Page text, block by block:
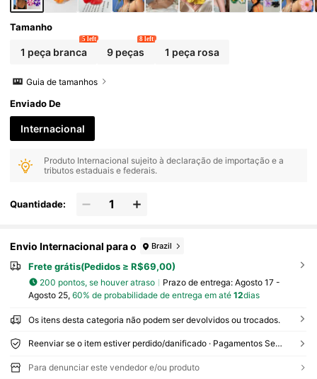
orados, Grampos de Garra Planos, Grampos
de Cabelo, Garras de Cabelo, Materiais Escol
ares, Acessórios para Cabeça, Viagem, Aniv
ersário
Tamanho
1 peça branca
5 left
9 peças
8 left
1 peça rosa
Guia de tamanhos
Enviado De
Internacional
Produto Internacional sujeito à declaração de importação e a
tributos estaduais e federais.
Quantidade:
Envio Internacional para o Brazil
Frete grátis(Pedidos ≥ R$69,00)
200 pontos, se houver atraso Prazo de entrega: Agosto 17 -
Agosto 25, 60% de probabilidade de entrega em até 12dias
Os itens desta categoria não podem ser devolvidos ou trocados.
Reenviar se o item estiver perdido/danificado · Pagamentos Seguros · Proteção de privacidade
Para denunciar este vendedor e/ou produto